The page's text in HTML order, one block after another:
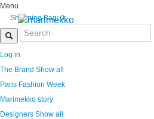
Menu
Shopping Bag:0
Log in
The Brand Show all
Paris Fashion Week
Marimekko story
Designers Show all